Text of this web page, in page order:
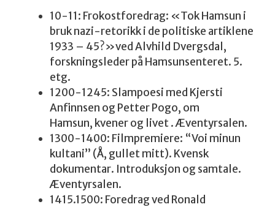
10-11: Frokostforedrag: «Tok Hamsun i
bruk nazi-retorikk i de politiske artiklene
1933 – 45?»ved Alvhild Dvergsdal,
forskningsleder på Hamsunsenteret. 5.
etg.
1200-1245: Slampoesi med Kjersti
Anfinnsen og Petter Pogo, om
Hamsun, kvener og livet . Æventyrsalen.
1300-1400: Filmpremiere: “Voi minun
kultani” (Å, gullet mitt). Kvensk
dokumentar. Introduksjon og samtale.
Æventyrsalen.
1415.1500: Foredrag ved Ronald